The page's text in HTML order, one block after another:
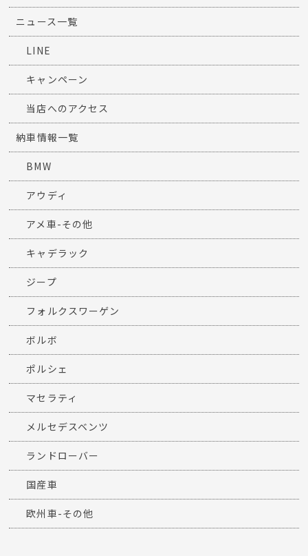
ニュース一覧
LINE
キャンペーン
当店へのアクセス
納車情報一覧
BMW
アウディ
アメ車-その他
キャデラック
ジープ
フォルクスワーゲン
ボルボ
ポルシェ
マセラティ
メルセデスベンツ
ランドローバー
国産車
欧州車-その他